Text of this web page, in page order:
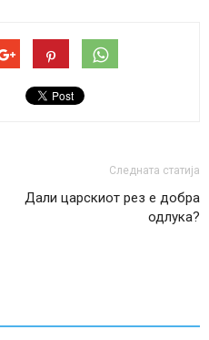
Следната статија
Дали царскиот рез е добра
одлука?